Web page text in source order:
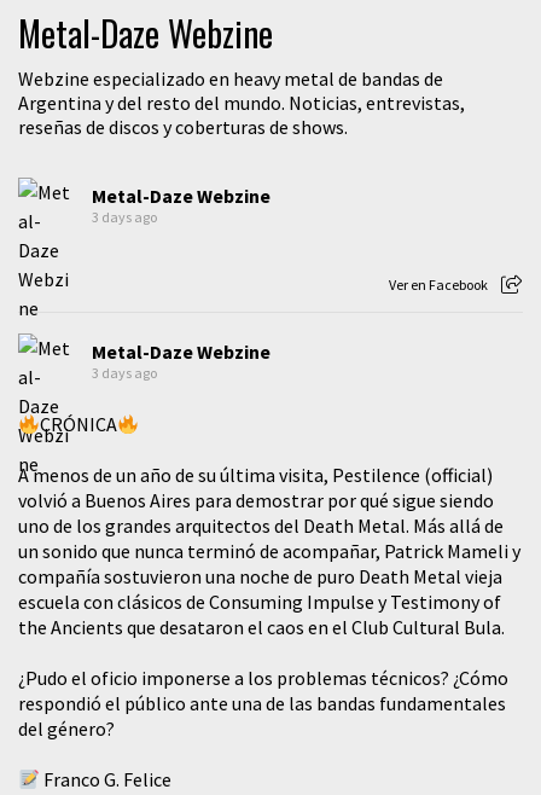
Metal-Daze Webzine
Webzine especializado en heavy metal de bandas de
Argentina y del resto del mundo. Noticias, entrevistas,
reseñas de discos y coberturas de shows.
Metal-Daze Webzine
3 days ago
Ver en Facebook
Metal-Daze Webzine
3 days ago
CRÓNICA
A menos de un año de su última visita, Pestilence (official)
volvió a Buenos Aires para demostrar por qué sigue siendo
uno de los grandes arquitectos del Death Metal. Más allá de
un sonido que nunca terminó de acompañar, Patrick Mameli y
compañía sostuvieron una noche de puro Death Metal vieja
escuela con clásicos de Consuming Impulse y Testimony of
the Ancients que desataron el caos en el Club Cultural Bula.
¿Pudo el oficio imponerse a los problemas técnicos? ¿Cómo
respondió el público ante una de las bandas fundamentales
del género?
Franco G. Felice